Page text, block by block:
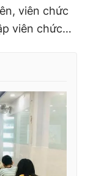
viên chức
viên chức…